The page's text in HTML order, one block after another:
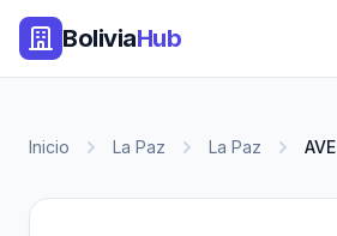
BoliviaHub
Inicio La Paz La Paz